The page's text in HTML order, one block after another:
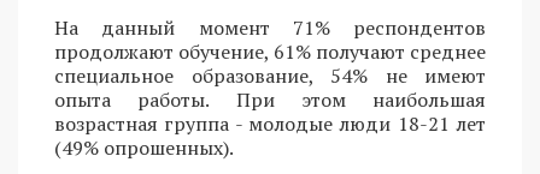
На данный момент 71% респондентов
продолжают обучение, 61% получают среднее
специальное образование, 54% не имеют
опыта работы. При этом наибольшая
возрастная группа - молодые люди 18-21 лет
(49% опрошенных).